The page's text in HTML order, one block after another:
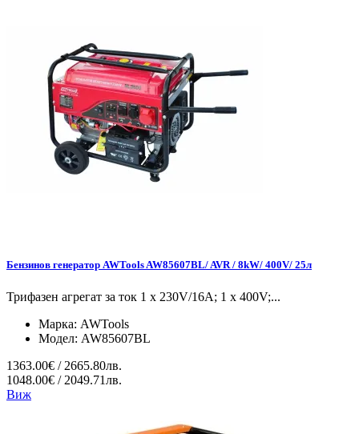
Бензинов генератор AWTools AW85607BL/ AVR / 8kW/ 400V/ 25л
Трифазен агрегат за ток 1 x 230V/16A; 1 x 400V;...
Марка: AWTools
Модел: AW85607BL
1363.00€ / 2665.80лв.
1048.00€ / 2049.71лв.
Виж